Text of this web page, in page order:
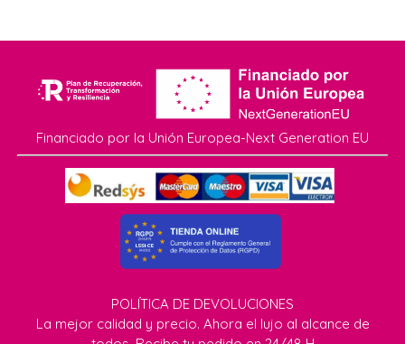
Financiado por la Unión Europea-Next Generation EU
POLÍTICA DE DEVOLUCIONES
La mejor calidad y precio. Ahora el lujo al alcance de